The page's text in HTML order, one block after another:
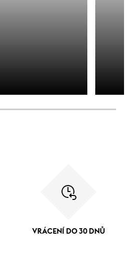
VRÁCENÍ DO 30 DNŮ